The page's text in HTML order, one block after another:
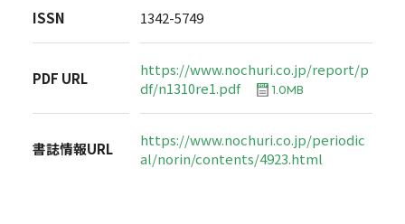
ISSN 1342-5749
PDF URL
https://www.nochuri.co.jp/report/p
df/n1310re1.pdf
1.0MB
書誌情報URL
https://www.nochuri.co.jp/periodic
al/norin/contents/4923.html